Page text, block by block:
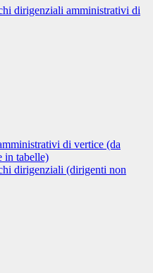
dirigenziali amministrativi di
di vertice (da
in tabelle)
dirigenziali (dirigenti non